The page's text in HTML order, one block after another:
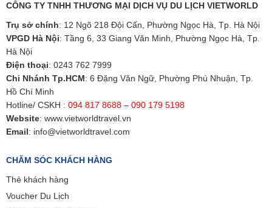
CÔNG TY TNHH THƯƠNG MẠI DỊCH VỤ DU LỊCH VIETWORLD
Trụ sở chính: 12 Ngõ 218 Đội Cấn, Phường Ngọc Hà, Tp. Hà Nội
VPGD Hà Nội: Tầng 6, 33 Giang Văn Minh, Phường Ngọc Hà, Tp.
Hà Nội
Điện thoại: 0243 762 7999
Chi Nhánh Tp.HCM: 6 Đặng Văn Ngữ, Phường Phú Nhuận, Tp.
Hồ Chí Minh
Hotline/ CSKH : 094 817 8688 – 090 179 5198
Website: www.vietworldtravel.vn
Email: info@vietworldtravel.com
CHĂM SÓC KHÁCH HÀNG
Thẻ khách hàng
Voucher Du Lịch